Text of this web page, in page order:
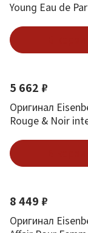
Young Eau de
5 662 ₽
Оригинал
Rouge & Noir
ml
8 449 ₽
Оригинал